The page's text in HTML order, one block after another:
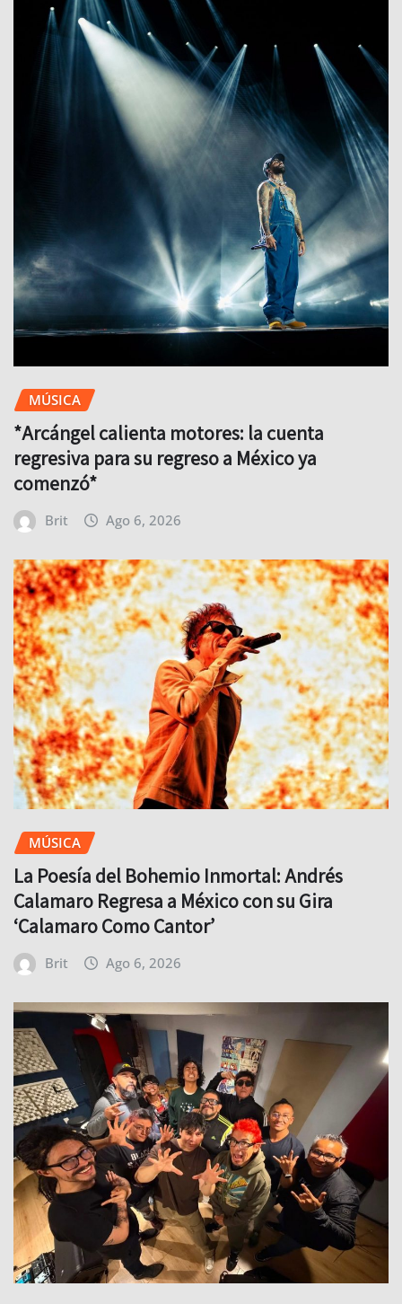
MÚSICA
*Arcángel calienta motores: la cuenta
regresiva para su regreso a México ya
comenzó*
Brit Ago 6, 2026
MÚSICA
La Poesía del Bohemio Inmortal: Andrés
Calamaro Regresa a México con su Gira
‘Calamaro Como Cantor’
Brit Ago 6, 2026